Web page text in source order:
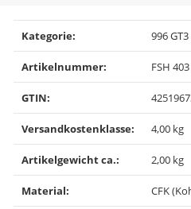
Produkteigenschaft
Wert
Kategorie: 996
Artikelnummer: FSH 403
GTIN:
Versandkostenklasse‍: 4,00 kg
Artikelgewicht ca.‍: 2,00 kg
Material‍: CFK